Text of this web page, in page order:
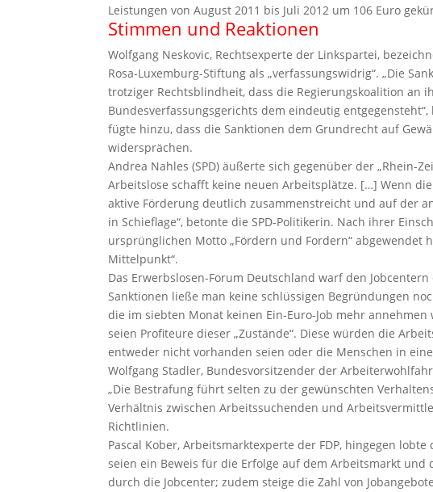
Leistungen von August 2011 bis Juli 2012 um 106 Euro
Stimmen und Reaktionen
Wolfgang Neskovic, Rechtsexperte der Linkspartei,
Rosa-Luxemburg-Stiftung als „verfassungswidrig“. „Die
trotziger Rechtsblindheit, dass die Regierungskoalition an
Bundesverfassungsgerichts dem eindeutig
fügte hinzu, dass die Sanktionen dem Grundrecht auf
widersprächen.
Andrea Nahles (SPD) äußerte sich gegenüber der „Rhein-
Arbeitslose schafft keine neuen Arbeitsplätze. […] Wenn
aktive Förderung deutlich zusammenstreicht und auf der
in Schieflage“, betonte die SPD-Politikerin. Nach ihrer
ursprünglichen Motto „Fördern und Fordern“ abgewendet
Mittelpunkt“.
Das Erwerbslosen-Forum Deutschland warf den
Sanktionen ließe man keine schlüssigen Begründungen
die im siebten Monat keinen Ein-Euro-Job mehr
seien Profiteure dieser „Zustände“. Diese würden die
entweder nicht vorhanden seien oder die Menschen in
Wolfgang Stadler, Bundesvorsitzender der
„Die Bestrafung führt selten zu der gewünschten
Verhältnis zwischen Arbeitssuchenden und
Richtlinien.
Pascal Kober, Arbeitsmarktexperte der FDP, hingegen
seien ein Beweis für die Erfolge auf dem Arbeitsmarkt
durch die Jobcenter; zudem steige die Zahl von